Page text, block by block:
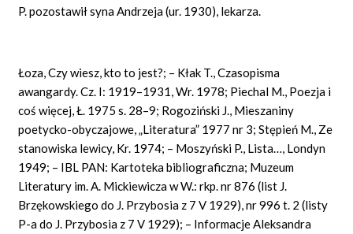
P. pozostawił syna Andrzeja (ur. 1930), lekarza.
Łoza, Czy wiesz, kto to jest?; – Kłak T., Czasopisma
awangardy. Cz. I: 1919–1931, Wr. 1978; Piechal M., Poezja i
coś więcej, Ł. 1975 s. 28–9; Rogoziński J., Mieszaniny
poetycko-obyczajowe, „Literatura” 1977 nr 3; Stępień M., Ze
stanowiska lewicy, Kr. 1974; – Moszyński P., Lista…, Londyn
1949; – IBL PAN: Kartoteka bibliograficzna; Muzeum
Literatury im. A. Mickiewicza w W.: rkp. nr 876 (list J.
Brzękowskiego do J. Przybosia z 7 V 1929), nr 996 t. 2 (listy
P-a do J. Przybosia z 7 V 1929); – Informacje Aleksandra